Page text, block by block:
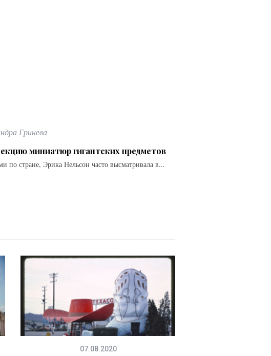
Гринева
миниатюр гигантских предметов
по стране, Эрика Нельсон часто высматривала в...
07.08.2020